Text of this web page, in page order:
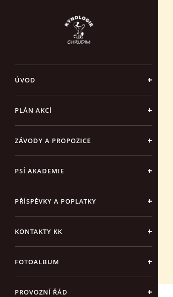
ÚVOD
PLÁN AKCÍ
ZÁVODY A PROPOZICE
PSÍ AKADEMIE
PŘÍSPĚVKY A POPLATKY
KONTAKTY KK
FOTOALBUM
PROVOZNÍ ŘÁD